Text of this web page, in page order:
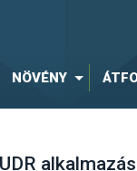
NÖVÉNY